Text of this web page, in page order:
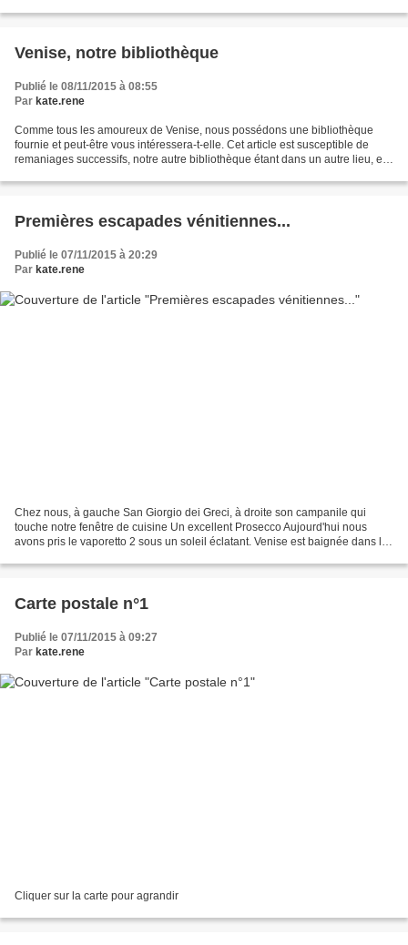
Venise, notre bibliothèque
Publié le 08/11/2015 à 08:55
Par kate.rene
Comme tous les amoureux de Venise, nous possédons une bibliothèque
fournie et peut-être vous intéressera-t-elle. Cet article est susceptible de
remaniages successifs, notre autre bibliothèque étant dans un autre lieu, et
Premières escapades vénitiennes...
Publié le 07/11/2015 à 20:29
Par kate.rene
Chez nous, à gauche San Giorgio dei Greci, à droite son campanile qui
touche notre fenêtre de cuisine Un excellent Prosecco Aujourd'hui nous
avons pris le vaporetto 2 sous un soleil éclatant. Venise est baignée dans la
Carte postale n°1
Publié le 07/11/2015 à 09:27
Par kate.rene
Cliquer sur la carte pour agrandir